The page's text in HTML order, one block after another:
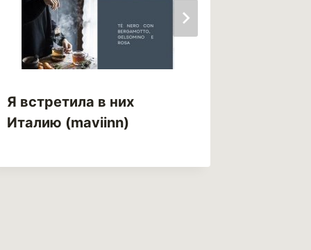
Я встретила в них
Италию (maviinn)